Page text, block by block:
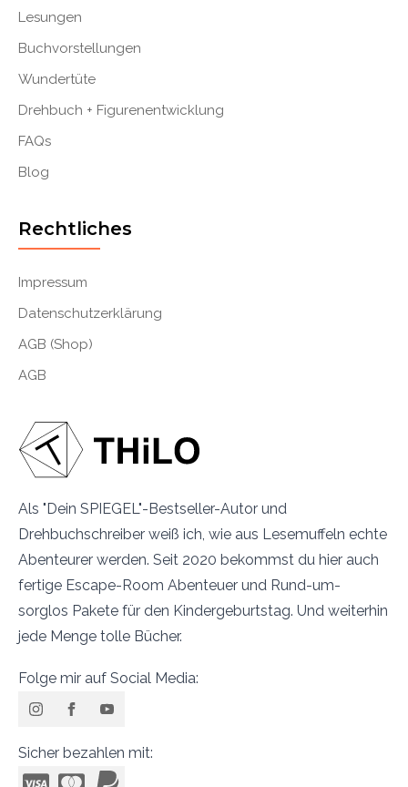
Als "Dein SPIEGEL"-Bestseller-Autor und
Drehbuchschreiber weiß ich, wie aus Lesemuffeln echte
Abenteurer werden. Seit 2020 bekommst du hier auch
fertige Escape-Room Abenteuer und Rund-um-
sorglos Pakete für den Kindergeburtstag. Und weiterhin
jede Menge tolle Bücher.
Folge mir auf Social Media:
Sicher bezahlen mit:
Lesungen
Buchvorstellungen
Wundertüte
Drehbuch + Figurenentwicklung
FAQs
Blog
Rechtliches
Impressum
Datenschutzerklärung
AGB (Shop)
AGB